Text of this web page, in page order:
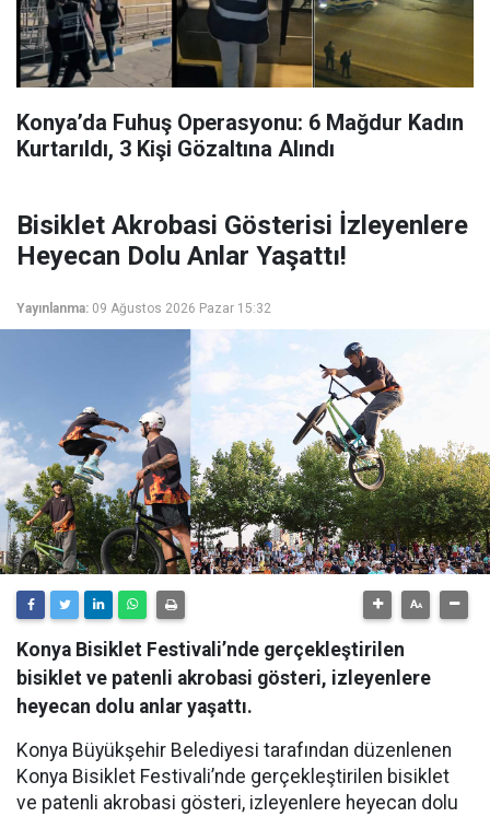
Konya’da Fuhuş Operasyonu: 6 Mağdur Kadın
Kurtarıldı, 3 Kişi Gözaltına Alındı
Bisiklet Akrobasi Gösterisi İzleyenlere
Heyecan Dolu Anlar Yaşattı!
Yayınlanma: 09 Ağustos 2026 Pazar 15:32
Konya Bisiklet Festivali’nde gerçekleştirilen
bisiklet ve patenli akrobasi gösteri, izleyenlere
heyecan dolu anlar yaşattı.
Konya Büyükşehir Belediyesi tarafından düzenlenen
Konya Bisiklet Festivali’nde gerçekleştirilen bisiklet
ve patenli akrobasi gösteri, izleyenlere heyecan dolu